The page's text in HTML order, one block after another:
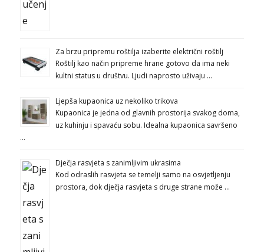
Za brzu pripremu roštilja izaberite električni roštilj
Roštilj kao način pripreme hrane gotovo da ima neki
kultni status u društvu. Ljudi naprosto uživaju …
Ljepša kupaonica uz nekoliko trikova
Kupaonica je jedna od glavnih prostorija svakog doma,
uz kuhinju i spavaću sobu. Idealna kupaonica savršeno
…
Dječja rasvjeta s zanimljivim ukrasima
Kod odraslih rasvjeta se temelji samo na osvjetljenju
prostora, dok dječja rasvjeta s druge strane može …